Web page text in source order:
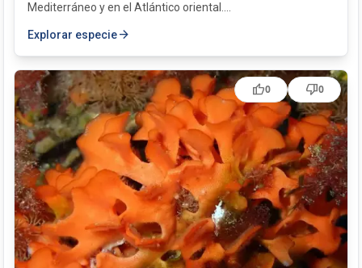
Mediterráneo y en el Atlántico oriental....
Explorar especiearrow_forward
thumb_up0 thumb_down0